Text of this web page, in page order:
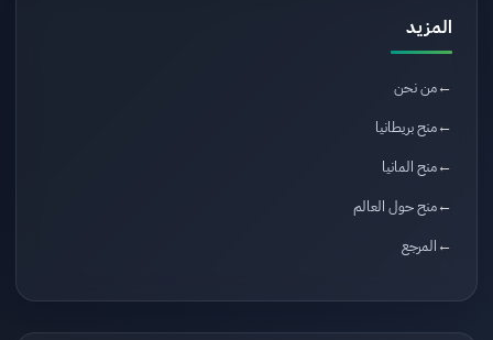
المزيد
من نحن
منح بريطانيا
منح المانيا
منح حول العالم
المرجع